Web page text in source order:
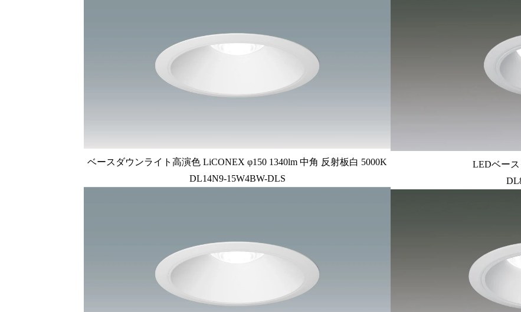
ベースダウンライト高演色 LiCONEX φ150 1340lm 中角 反射板白 5000K
DL14N9-15W4BW-DLS
LEDベー